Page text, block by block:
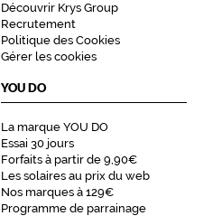
Découvrir Krys Group
Recrutement
Politique des Cookies
Gérer les cookies
YOU DO
La marque YOU DO
Essai 30 jours
Forfaits à partir de 9,90€
Les solaires au prix du web
Nos marques à 129€
Programme de parrainage